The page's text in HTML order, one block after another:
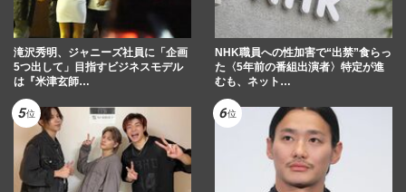
滝沢秀明、ジャニーズ社員に「企画
5つ出して」目指すビジネスモデル
は『米津玄師…
NHK職員への性加害で“出禁”食らっ
た〈5年前の番組出演者〉特定が進
むも、ネット…